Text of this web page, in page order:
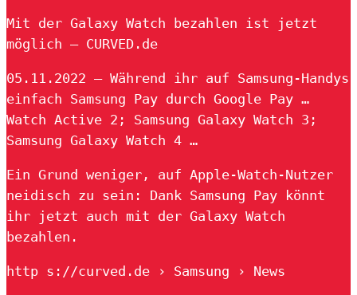
Mit der Galaxy Watch bezahlen ist jetzt
möglich – CURVED.de
05.11.2022 — Während ihr auf Samsung-Handys
einfach Samsung Pay durch Google Pay …
Watch Active 2; Samsung Galaxy Watch 3;
Samsung Galaxy Watch 4 …
Ein Grund weniger, auf Apple-Watch-Nutzer
neidisch zu sein: Dank Samsung Pay könnt
ihr jetzt auch mit der Galaxy Watch
bezahlen.
http s://curved.de › Samsung › News